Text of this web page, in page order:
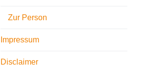
Zur Person
Impressum
Disclaimer